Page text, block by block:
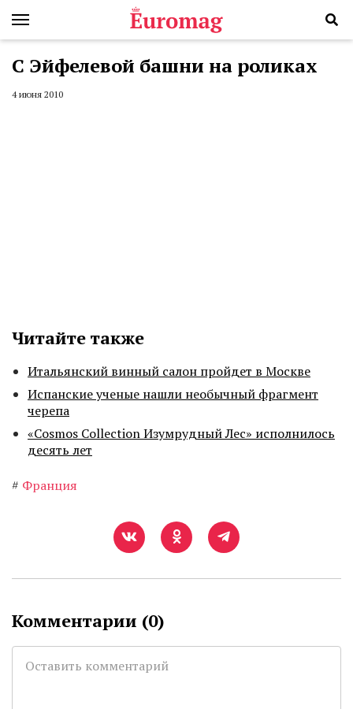
С Эйфелевой башни на роликах
4 июня 2010
Читайте также
Итальянский винный салон пройдет в Москве
Испанские ученые нашли необычный фрагмент
черепа
«Cosmos Collection Изумрудный Лес» исполнилось
десять лет
# Франция
Комментарии (0)